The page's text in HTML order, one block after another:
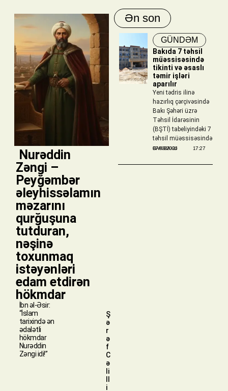
​ Nurəddin
Zəngi –
Peyğəmbər
əleyhissəlamın
məzarını
qurğuşuna
tutduran,
nəşinə
toxunmaq
istəyənləri
edam etdirən
hökmdar
İbn əl-Əsir:
“İslam
tarixində ən
ədalətli
hökmdar
Nurəddin
Zəngi idi!”
Ş
ə
r
ə
f
C
ə
li
i
Ən son
GÜNDƏM
Bakıda 7 təhsil
müəssisəsində
tikinti və əsaslı
təmir işləri
aparılır
Yeni tədris ilinə
hazırlıq çərçivəsində
Bakı Şəhəri üzrə
Təhsil İdarəsinin
(BŞTİ) tabeliyindəki 7
təhsil müəssisəsində
BAKIBAKU
07/08/2026 17:27